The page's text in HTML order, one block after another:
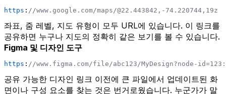
https : //www.google.com/maps/@22.443842,-74.220744,19z
좌표, 줌 레벨, 지도 유형이 모두 URL에 있습니다. 이 링크를
공유하면 누구나 지도의 정확히 같은 보기를 볼 수 있습니다.
Figma 및 디자인 도구
https : //www.figma.com/file/abc123/MyDesign?node-
공유 가능한 디자인 링크 이전에 큰 파일에서 업데이트된 화
면이나 구성 요소를 찾는 것은 번거로웠습니다. 누군가가 말